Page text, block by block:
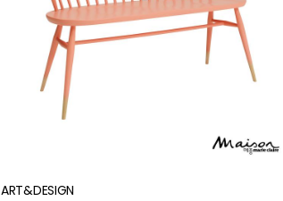
물듦의
ART&DESIGN